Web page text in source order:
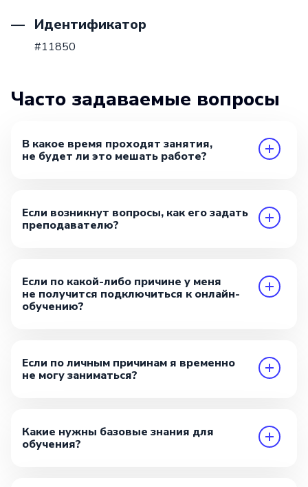
Идентификатор
#11850
Часто задаваемые вопросы
В какое время проходят занятия,
не будет ли это мешать работе?
Если возникнут вопросы, как его задать
преподавателю?
Если по какой-либо причине у меня
не получится подключиться к онлайн-
обучению?
Если по личным причинам я временно
не могу заниматься?
Какие нужны базовые знания для
обучения?